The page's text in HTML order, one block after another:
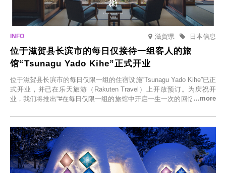
滋賀県 日本信息
位于滋贺县长滨市的每日仅接待一组客人的旅
馆“Tsunagu Yado Kihe”正式开业
位于滋贺县长滨市的每日仅限一组的住宿设施“Tsunagu Yado Kihe”已正
式开业，并已在乐天旅游（Rakuten Travel）上开放预订。为庆祝开
业，我们将推出“#在每日仅限一组的旅馆中开启一生一次的回忆之旅”活
在此与重要之人共度一段难忘的特别时光。